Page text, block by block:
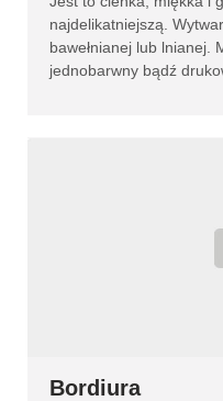
najdelikatniejszą.
bawełnianej lub lnianej.
jednobarwny bądź
Bordiura